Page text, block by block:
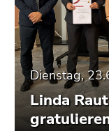
Dienstag,
Linda